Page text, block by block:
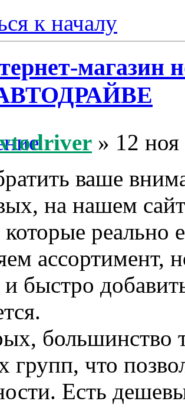
к началу
магазин
» 12
ваше
на нашем
которые
ассортимент,
быстро
большинство
групп, что
Есть